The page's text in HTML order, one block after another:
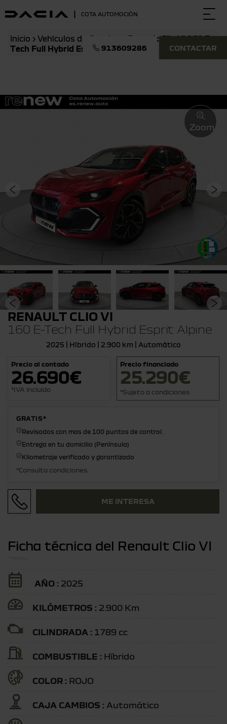
| COTA AUTOMOCIÓN
Inicio › Vehículos de Ocasión
Renault Clio VI 160 E-
Tech Full Hybrid Esprit Alpine
913609286 CONTACTAR
Zoom
RENAULT CLIO VI
160 E-Tech Full Hybrid Esprit Alpine
2025 | Híbrido | 2.900 km | Automático
Precio al contado
26.690€
*IVA incluido
Precio financiado
25.290€
*Sujeto a condiciones
GRATIS*
Revisados con mas de 100 puntos de control.
Entrega en tu domicilio (Península)
Kilometraje verificado y garantizado
*Consulta condiciones.
ME INTERESA
Ficha técnica del Renault Clio VI
AÑO : 2025
KILÓMETROS : 2.900 Km
CILINDRADA : 1789 cc
COMBUSTIBLE : Híbrido
COLOR : ROJO
CAJA CAMBIOS : Automático